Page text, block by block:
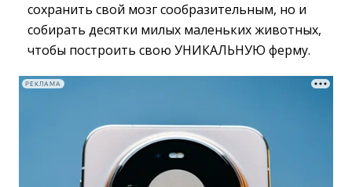
сохранить свой мозг сообразительным, но и
собирать десятки милых маленьких животных,
чтобы построить свою УНИКАЛЬНУЮ ферму.
РЕКЛАМА